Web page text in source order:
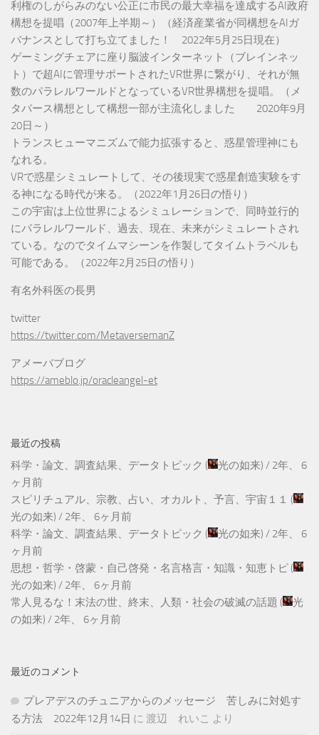
利権のしがらみのない公正に市民の最大幸福を達成するAI政府
構想を提唱（2007年上半期～）（経済産業省が同構想をAIガ
バナンスとして打ち立てました！ 2022年5月25日現在）
ゲーミングチェアに座り脳波インターネット（ブレインネッ
ト）で超AIに管理サポートされたVR世界に繋がり、それが無
数のパラレルワールドとなっているVR世界構想を提唱。（メ
タバース構想として構想一部が主流化しました 2020年9月
20日～）
トランスヒューマニズムで能力拡張すると、惑星管理神にも
なれる。
VRで惑星シミュレートして、その後現実で惑星創造実験をす
る神になる時代が来る。（2022年1月26日の悟り）
この宇宙は上位世界によるシミュレーションで、同時並行的
にパラレルワールド、過去、現在、未来がシミュレートされ
ている。なのでタイムマシーンを作製してタイムトラベルも
可能である。（2022年2月25日の悟り）
有名外科医の長男
twitter
https://twitter.com/MetaversemanZ
アメーバブログ
https://ameblo.jp/oracleangel-et
最近の投稿
科学・論文、調査結果、データトピック ( 光の如来) / 2年、 6
ヶ月前
スピリチュアル、宗教、占い、オカルト、予言、宇宙１１ (
光の如来) / 2年、 6ヶ月前
科学・論文、調査結果、データトピック ( 光の如来) / 2年、 6
ヶ月前
思想・哲学・啓蒙・自己啓発・名言格言・知識・知恵トピ (
光の如来) / 2年、 6ヶ月前
常人見るな！末法の世、終末、人類・社会の破滅の話題 (
光
の如来) / 2年、 6ヶ月前
最近のコメント
プレアデスのチュニアからのメッセージ 苦しみに対処す
る方法 2022年12月14日 に 渡辺 れいこ より